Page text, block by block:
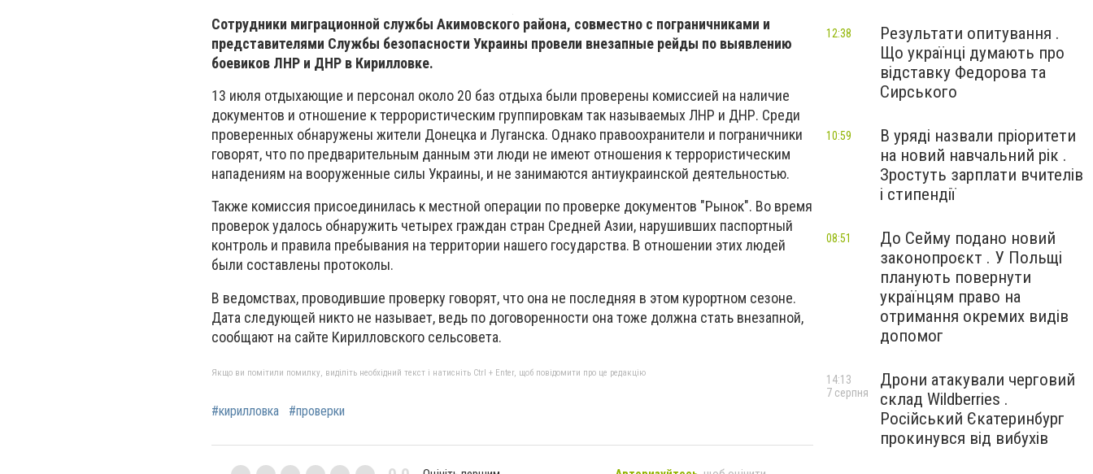
Сотрудники миграционной службы Акимовского района, совместно с пограничниками и
представителями Службы безопасности Украины провели внезапные рейды по выявлению
боевиков ЛНР и ДНР в Кирилловке.
13 июля отдыхающие и персонал около 20 баз отдыха были проверены комиссией на наличие
документов и отношение к террористическим группировкам так называемых ЛНР и ДНР. Среди
проверенных обнаружены жители Донецка и Луганска. Однако правоохранители и пограничники
говорят, что по предварительным данным эти люди не имеют отношения к террористическим
нападениям на вооруженные силы Украины, и не занимаются антиукраинской деятельностью.
Также комиссия присоединилась к местной операции по проверке документов "Рынок". Во время
проверок удалось обнаружить четырех граждан стран Средней Азии, нарушивших паспортный
контроль и правила пребывания на территории нашего государства. В отношении этих людей
были составлены протоколы.
В ведомствах, проводившие проверку говорят, что она не последняя в этом курортном сезоне.
Дата следующей никто не называет, ведь по договоренности она тоже должна стать внезапной,
сообщают на сайте Кирилловского сельсовета.
Якщо ви помітили помилку, виділіть необхідний текст і натисніть Ctrl + Enter, щоб повідомити про це редакцію
#кирилловка #проверки
Результати опитування .
Що українці думають про
відставку Федорова та
Сирського
12:38
В уряді назвали пріоритети
на новий навчальний рік .
Зростуть зарплати вчителів
і стипендії
10:59
До Сейму подано новий
законопроєкт . У Польщі
планують повернути
українцям право на
отримання окремих видів
допомог
08:51
Дрони атакували черговий
склад Wildberries .
Російський Єкатеринбург
прокинувся від вибухів
14:13
7 серпня